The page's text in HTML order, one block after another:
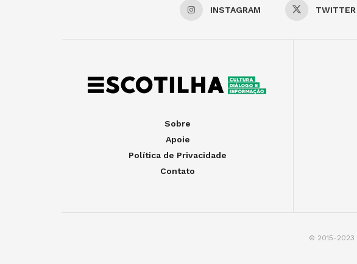
INSTAGRAM TWITTER
Sobre
Apoie
Política de Privacidade
Contato
© 2015-2023